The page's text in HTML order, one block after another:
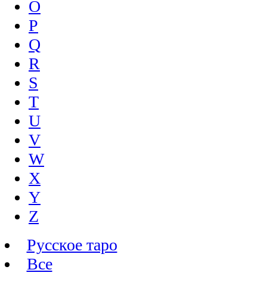
O
P
Q
R
S
T
U
V
W
X
Y
Z
Русское таро
Все